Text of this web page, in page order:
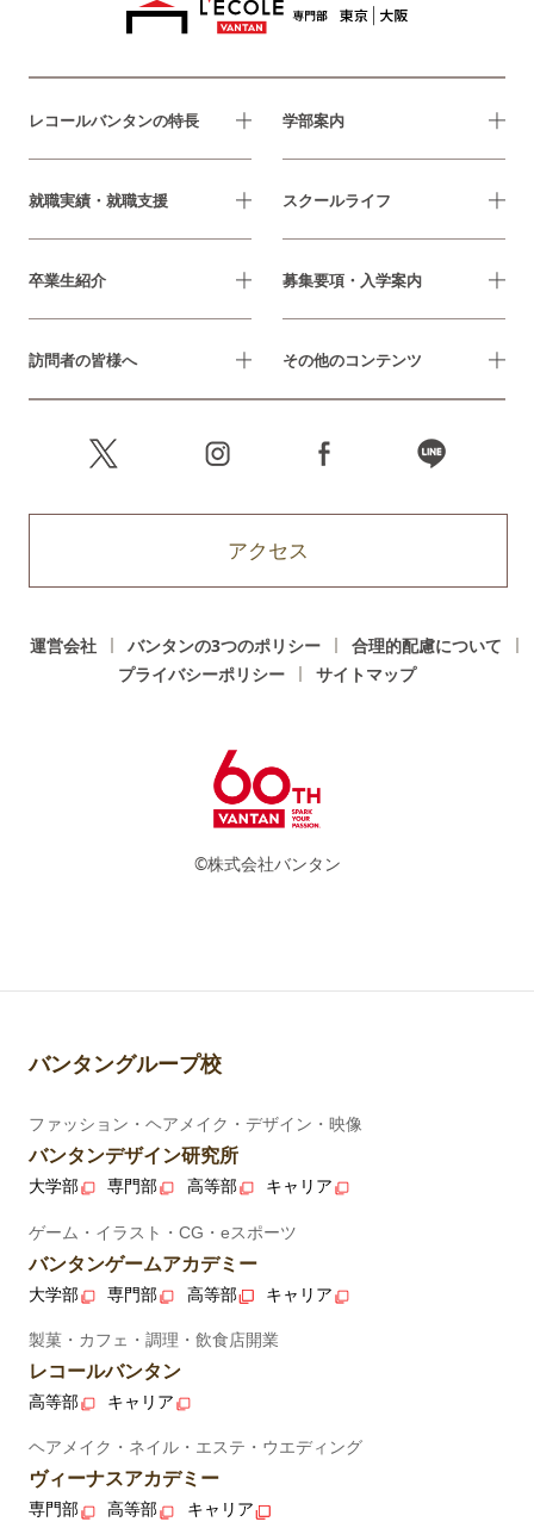
レコールバンタンの特長 学部案内
就職実績・就職支援 スクールライフ
卒業生紹介 募集要項・入学案内
訪問者の皆様へ その他のコンテンツ
アクセス
運営会社 バンタンの3つのポリシー
合理的配慮について
プライバシーポリシー
サイトマップ
©株式会社バンタン
バンタングループ校
ファッション・ヘアメイク・デザイン・映像
バンタンデザイン研究所
大学部 専門部 高等部 キャリア
ゲーム・イラスト・CG・eスポーツ
バンタンゲームアカデミー
大学部 専門部 高等部 キャリア
製菓・カフェ・調理・飲食店開業
レコールバンタン
高等部 キャリア
ヘアメイク・ネイル・エステ・ウエディング
ヴィーナスアカデミー
専門部 高等部 キャリア